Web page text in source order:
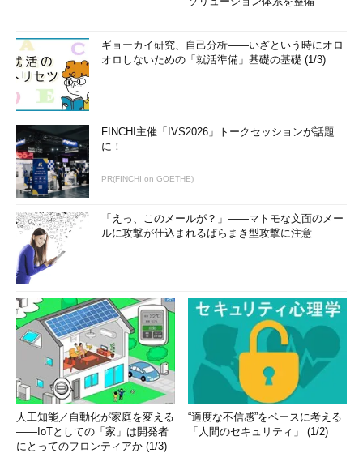
ギョーカイ研究、自己分析――いざという時にオロ
オロしないための「就活準備」基礎の基礎 (1/3)
FINCHI主催「IVS2026」トークセッションが話題
に！
PR(FINCHI on GOETHE)
「えっ、このメールが？」――マトモな文面のメー
ルに攻撃が仕込まれるばらまき型攻撃に注意
人工知能／自動化が家庭を変える
――IoTとしての「家」は開発者
にとってのフロンティアか (1/3)
“適度な不信感”をベースに考える
「人間のセキュリティ」 (1/2)